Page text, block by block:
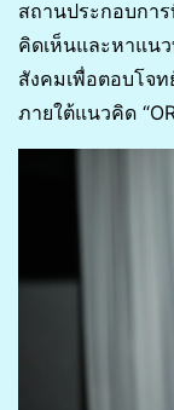
สถานประกอบกา
คิดเห็นและหาแน
สังคมเพื่อตอบโจ
ภายใต้แนวคิด